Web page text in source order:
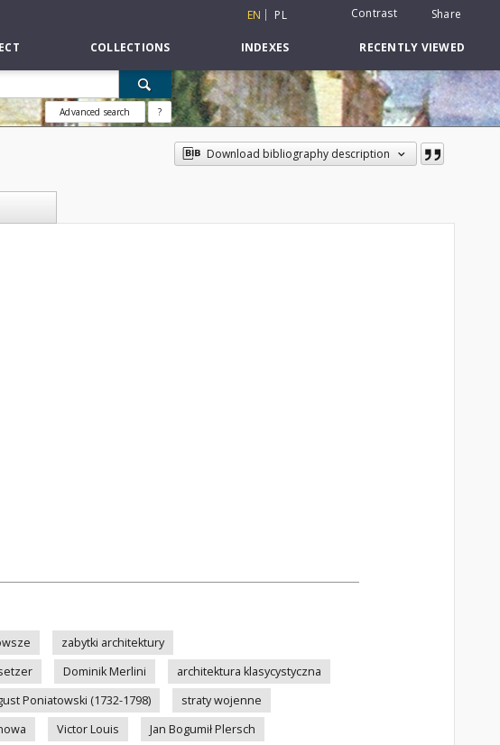
EN PL Contrast Share
COLLECTIONS INDEXES RECENTLY VIEWED
Advanced search ?
Download bibliography description
zabytki architektury
Dominik Merlini
architektura klasycystyczna
Poniatowski (1732-1798)
straty wojenne
Victor Louis
Jan Bogumił Plersch